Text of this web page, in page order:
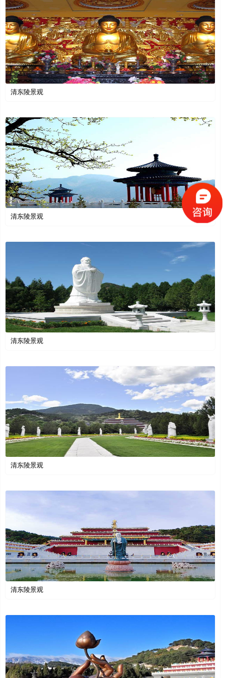
清东陵景观
清东陵景观
清东陵景观
清东陵景观
清东陵景观